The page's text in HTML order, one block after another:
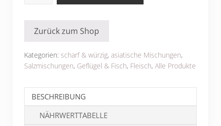
Zurück zum Shop
Kategorien: scharf & würzig, asiatische Mischungen,
Salzmischungen, Geflügel & Fisch, Fleisch, Alle Produkte
BESCHREIBUNG
NÄHRWERTTABELLE